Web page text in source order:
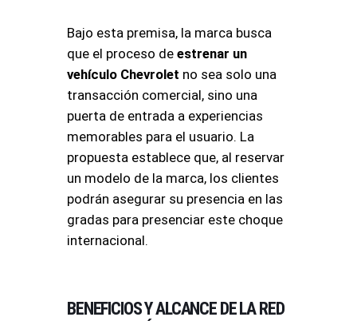
Bajo esta premisa, la marca busca
que el proceso de estrenar un
vehículo Chevrolet no sea solo una
transacción comercial, sino una
puerta de entrada a experiencias
memorables para el usuario. La
propuesta establece que, al reservar
un modelo de la marca, los clientes
podrán asegurar su presencia en las
gradas para presenciar este choque
internacional.
BENEFICIOS Y ALCANCE DE LA RED